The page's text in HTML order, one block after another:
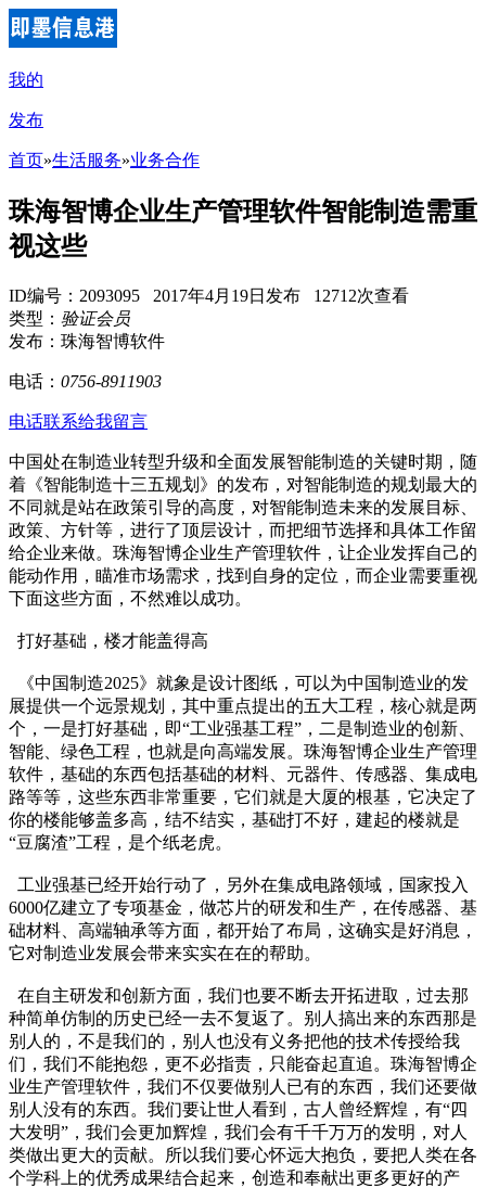
我的
发布
首页»生活服务»业务合作
珠海智博企业生产管理软件智能制造需重
视这些
ID编号：2093095 2017年4月19日发布 12712次查看
类型： 验证会员
发布：珠海智博软件
电话： 0756-8911903
电话联系给我留言
中国处在制造业转型升级和全面发展智能制造的关键时期，随
着《智能制造十三五规划》的发布，对智能制造的规划最大的
不同就是站在政策引导的高度，对智能制造未来的发展目标、
政策、方针等，进行了顶层设计，而把细节选择和具体工作留
给企业来做。珠海智博企业生产管理软件，让企业发挥自己的
能动作用，瞄准市场需求，找到自身的定位，而企业需要重视
下面这些方面，不然难以成功。
打好基础，楼才能盖得高
《中国制造2025》就象是设计图纸，可以为中国制造业的发
展提供一个远景规划，其中重点提出的五大工程，核心就是两
个，一是打好基础，即“工业强基工程”，二是制造业的创新、
智能、绿色工程，也就是向高端发展。珠海智博企业生产管理
软件，基础的东西包括基础的材料、元器件、传感器、集成电
路等等，这些东西非常重要，它们就是大厦的根基，它决定了
你的楼能够盖多高，结不结实，基础打不好，建起的楼就是
“豆腐渣”工程，是个纸老虎。
工业强基已经开始行动了，另外在集成电路领域，国家投入
6000亿建立了专项基金，做芯片的研发和生产，在传感器、基
础材料、高端轴承等方面，都开始了布局，这确实是好消息，
它对制造业发展会带来实实在在的帮助。
在自主研发和创新方面，我们也要不断去开拓进取，过去那
种简单仿制的历史已经一去不复返了。别人搞出来的东西那是
别人的，不是我们的，别人也没有义务把他的技术传授给我
们，我们不能抱怨，更不必指责，只能奋起直追。珠海智博企
业生产管理软件，我们不仅要做别人已有的东西，我们还要做
别人没有的东西。我们要让世人看到，古人曾经辉煌，有“四
大发明”，我们会更加辉煌，我们会有千千万万的发明，对人
类做出更大的贡献。所以我们要心怀远大抱负，要把人类在各
个学科上的优秀成果结合起来，创造和奉献出更多更好的产